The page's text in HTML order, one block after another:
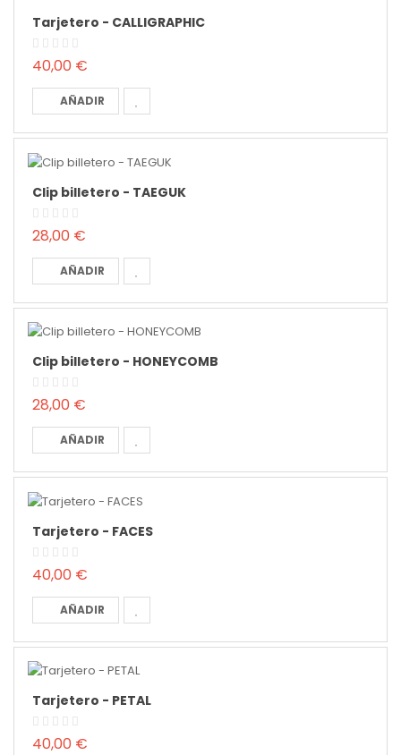
Tarjetero - CALLIGRAPHIC
40,00 €
AÑADIR
Clip billetero - TAEGUK
28,00 €
AÑADIR
Clip billetero - HONEYCOMB
28,00 €
AÑADIR
Tarjetero - FACES
40,00 €
AÑADIR
Tarjetero - PETAL
40,00 €